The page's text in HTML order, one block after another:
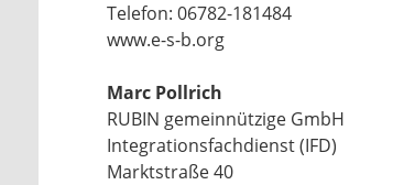
Telefon: 06782-181484
www.e-s-b.org
Marc Pollrich
RUBIN gemeinnützige GmbH
Integrationsfachdienst (IFD)
Marktstraße 40